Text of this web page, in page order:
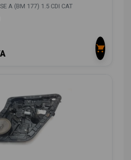
A (BM 177) 1.5 CDI CAT